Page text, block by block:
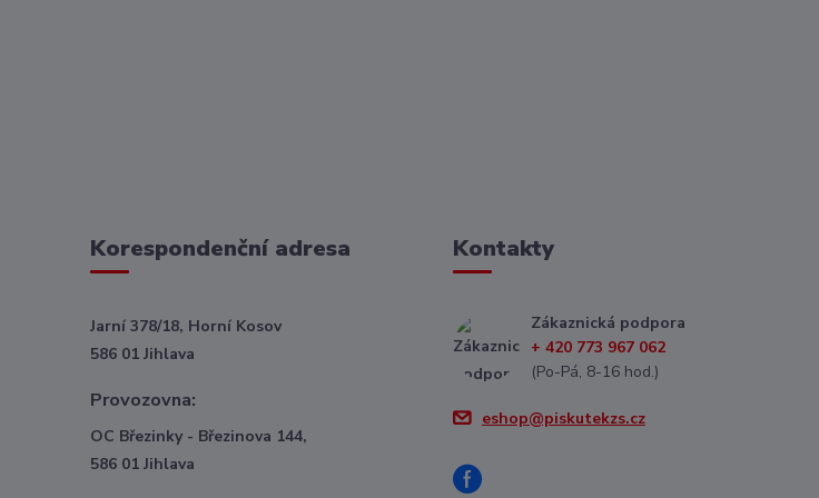
Korespondenční adresa
Jarní 378/18, Horní Kosov
586 01 Jihlava
Provozovna:
OC Březinky - Březinova 144,
586 01 Jihlava
Kontakty
Zákaznická podpora
+ 420 773 967 062
(Po-Pá, 8-16 hod.)
eshop@piskutekzs.cz